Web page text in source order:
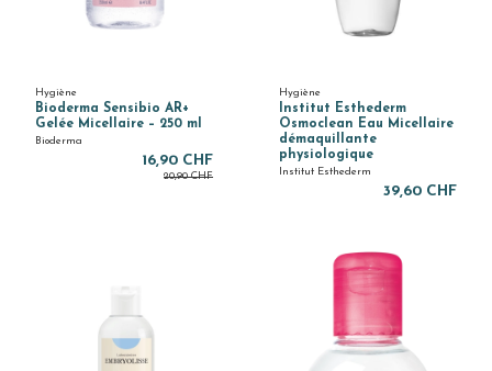
Hygiène
Bioderma Sensibio AR+
Gelée Micellaire – 250 ml
Bioderma
16,90 CHF
20,90 CHF
Hygiène
Institut Esthederm
Osmoclean Eau Micellaire
démaquillante
physiologique
Institut Esthederm
39,60 CHF